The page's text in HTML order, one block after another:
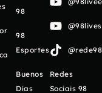
98
98
Esportes
Buenos
Días
Redes
Sociais 98